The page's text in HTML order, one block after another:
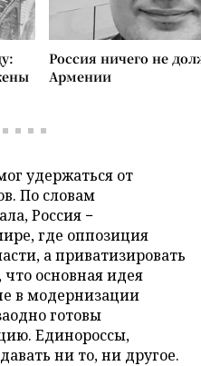
Россия ничего не
Армении
удержаться от
По словам
Россия −
где оппозиция
а приватизировать
основная идея
в модернизации
готовы
Единороссы,
ни то, ни другое.